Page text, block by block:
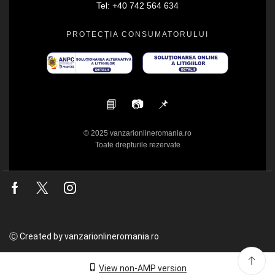
Tel: +40 742 564 634
PROTECȚIA CONSUMATORULUI
📘 📷 📌
© 2025 vanzarionlineromania.ro
Toate drepturile rezervate
Facebook
Twitter
Ⓒ Created by vanzarionlineromania.ro
View non-AMP version